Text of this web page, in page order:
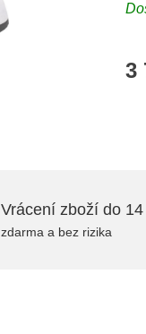
3
Vrácení zboží do
zdarma a bez rizika